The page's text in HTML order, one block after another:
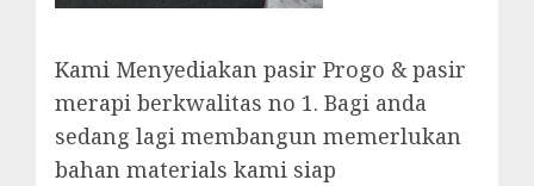
Kami Menyediakan pasir Progo & pasir
merapi berkwalitas no 1. Bagi anda
sedang lagi membangun memerlukan
bahan materials kami siap